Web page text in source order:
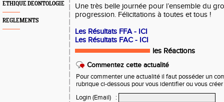
ETHIQUE DEONTOLOGIE
REGLEMENTS
Une très belle journée pour l’ensemble du
progression. Félicitations à toutes et tous !
Les Résultats FFA - ICI
Les Résultats FAC - ICI
les Réactions
Commentez cette actualité
Pour commenter une actualité il faut posséder un
rubrique ci-dessous pour vous identifier ou vous
Login (Email)
: